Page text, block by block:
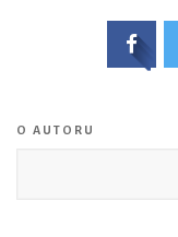
O AUTORU